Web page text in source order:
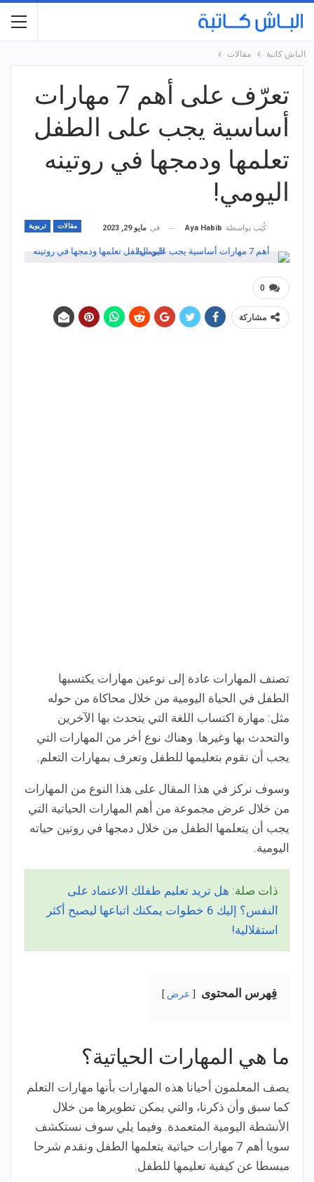
الباش كاتبة مقالات
تعرّف على أهم 7 مهارات
أساسية يجب على الطفل
تعلمها ودمجها في روتينه
اليومي!
مقالات تربوية كُتِب بواسطة Aya Habib في مايو 29, 2023
0
مشاركة
تصنف المهارات عادة إلى نوعين مهارات يكتسبها
الطفل في الحياة اليومية من خلال محاكاة من حوله
مثل: مهارة اكتساب اللغة التي يتحدث بها الآخرين
والتحدث بها وغيرها. وهناك نوع أخر من المهارات التي
يجب أن نقوم بتعليمها للطفل وتعرف بمهارات التعلم.
وسوف نركز في هذا المقال على هذا النوع من المهارات
من خلال عرض مجموعة من أهم المهارات الحياتية التي
يجب أن يتعلمها الطفل من خلال دمجها في روتين حياته
اليومية.
ذات صلة: هل تريد تعليم طفلك الاعتماد على
النفس؟ إليك 6 خطوات يمكنك اتباعها ليصبح أكثر
استقلالية!
فِهرس المحتوى عرض
ما هي المهارات الحياتية؟
يصف المعلمون أحيانا هذه المهارات بأنها مهارات التعلم
كما سبق وأن ذكرنا، والتي يمكن تطويرها من خلال
الأنشطة اليومية المتعمدة. وفيما يلي سوف نستكشف
سويا أهم 7 مهارات حياتية يتعلمها الطفل ونقدم شرحا
مبسطا عن كيفية تعليمها للطفل.